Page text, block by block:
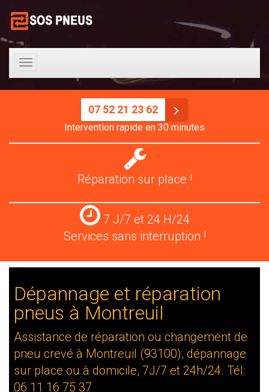
Toggle
navigation
07 52 21 23 62
Intervention rapide en 30 minutes
Réparation
pneus
Réparation sur place !
Services
24
H/24
7 J/7 et 24 H/24
Services sans interruption !
Dépannage et réparation
pneus à Montreuil
Assistance de réparation ou changement de
pneu crevé à Montreuil (93100), dépannage
sur place ou à domicile, 7J/7 et 24h/24. Tél:
06 11 16 75 37